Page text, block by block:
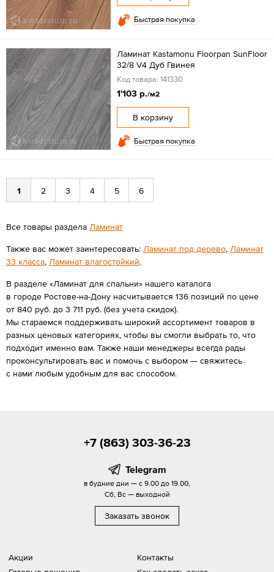
Быстрая покупка
Ламинат Kastamonu Floorpan SunFloor
32/8 V4 Дуб Гвинея
Код товара: 141330
1'103 р./м2
В корзину
Быстрая покупка
1 2 3 4 5 6
Все товары раздела Ламинат
Также вас может заинтересовать: Ламинат под дерево, Ламинат
33 класса, Ламинат влагостойкий.
В разделе «Ламинат для спальни» нашего каталога
в городе Ростове-на-Дону насчитывается 136 позиций по цене
от 840 руб. до 3 711 руб. (без учета скидок).
Мы стараемся поддерживать широкий ассортимент товаров в
разных ценовых категориях, чтобы вы смогли выбрать то, что
подходит именно вам. Также наши менеджеры всегда рады
проконсультировать вас и помочь с выбором — свяжитесь
с нами любым удобным для вас способом.
Акции
Контакты
+7 (863) 303-36-23
Telegram
в будние дни — с 9.00 до 19.00,
Сб, Вс — выходной
Заказать звонок